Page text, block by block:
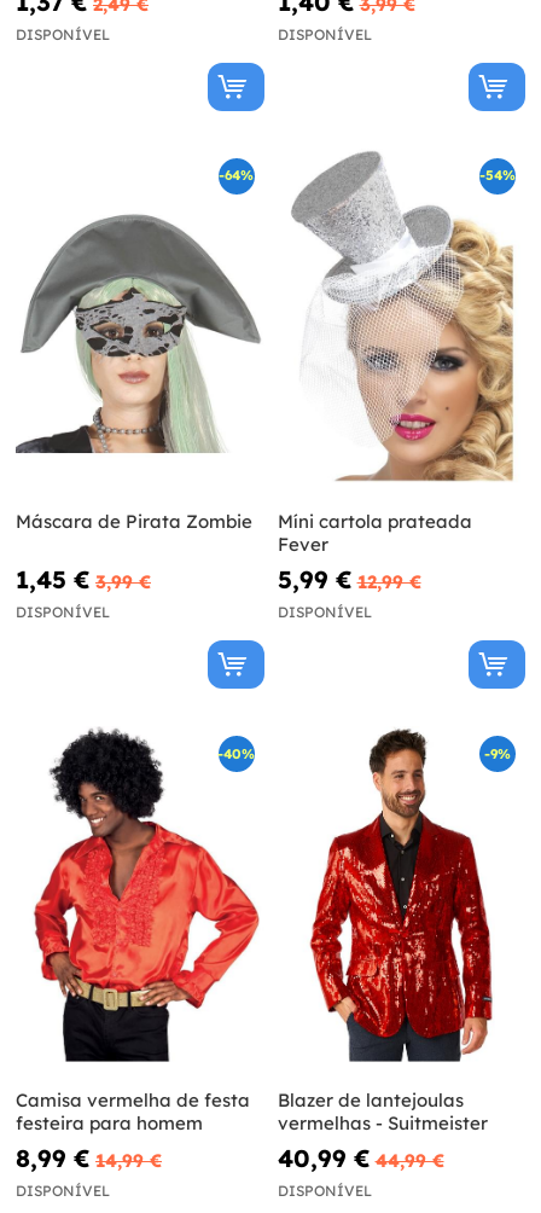
DISPONÍVEL DISPONÍVEL
-64%
Máscara de Pirata Zombie
1,45 € 3,99 €
DISPONÍVEL
-54%
Míni cartola prateada
Fever
5,99 € 12,99 €
DISPONÍVEL
-40%
Camisa vermelha de festa
festeira para homem
8,99 € 14,99 €
DISPONÍVEL
-9%
Blazer de lantejoulas
vermelhas - Suitmeister
40,99 € 44,99 €
DISPONÍVEL